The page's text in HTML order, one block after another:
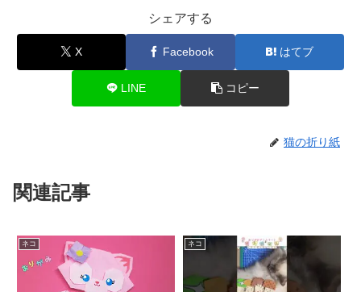
シェアする
X Facebook はてブ
LINE コピー
猫の折り紙
関連記事
ネコ ネコ